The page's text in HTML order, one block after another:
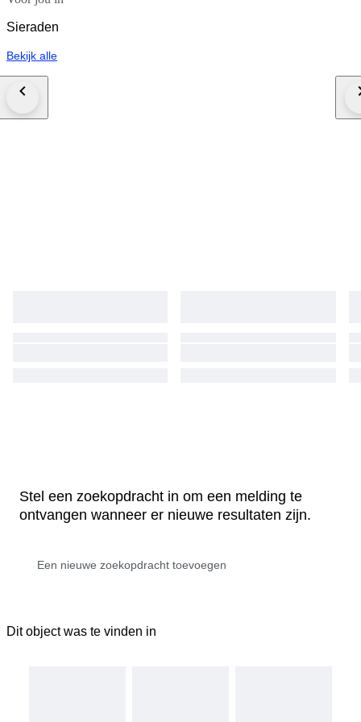
Sieraden
Bekijk alle
Stel een zoekopdracht in om een melding te
ontvangen wanneer er nieuwe resultaten zijn.
Dit object was te vinden in